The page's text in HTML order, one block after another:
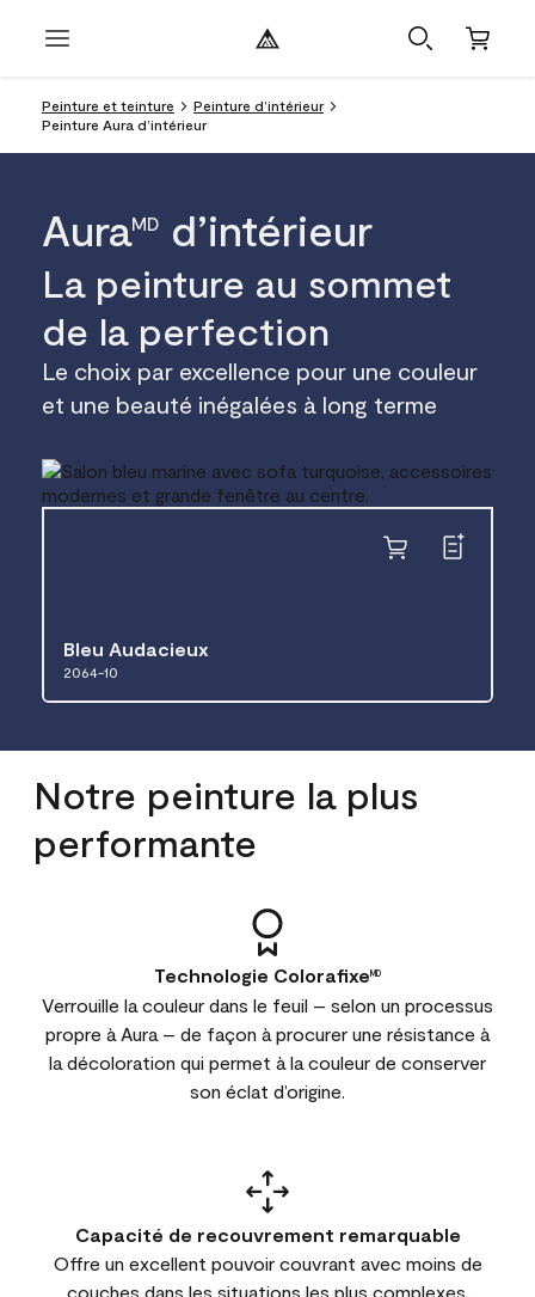
Peinture et teinture
Peinture d’intérieur
Peinture Aura d’intérieur
Bleu Audacieux
2064-10
AuraMD d’intérieur
La peinture au sommet
de la perfection
Le choix par excellence pour une couleur
et une beauté inégalées à long terme
Notre peinture la plus
performante
Technologie ColorafixeMD
Verrouille la couleur dans le feuil – selon un processus
propre à Aura – de façon à procurer une résistance à
la décoloration qui permet à la couleur de conserver
son éclat d’origine.
Capacité de recouvrement remarquable
Offre un excellent pouvoir couvrant avec moins de
couches dans les situations les plus complexes,